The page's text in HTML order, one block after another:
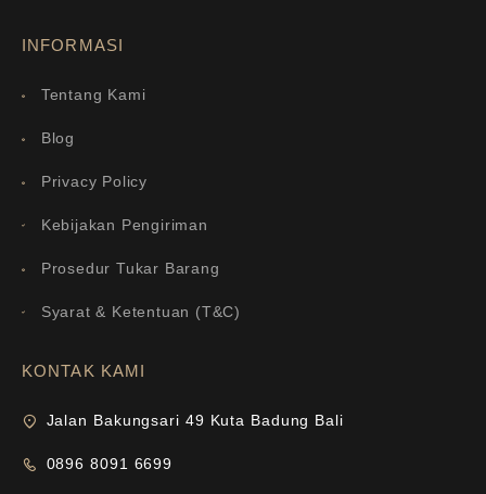
INFORMASI
Tentang Kami
Blog
Privacy Policy
Kebijakan Pengiriman
Prosedur Tukar Barang
Syarat & Ketentuan (T&C)
KONTAK KAMI
Jalan Bakungsari 49 Kuta Badung Bali
0896 8091 6699